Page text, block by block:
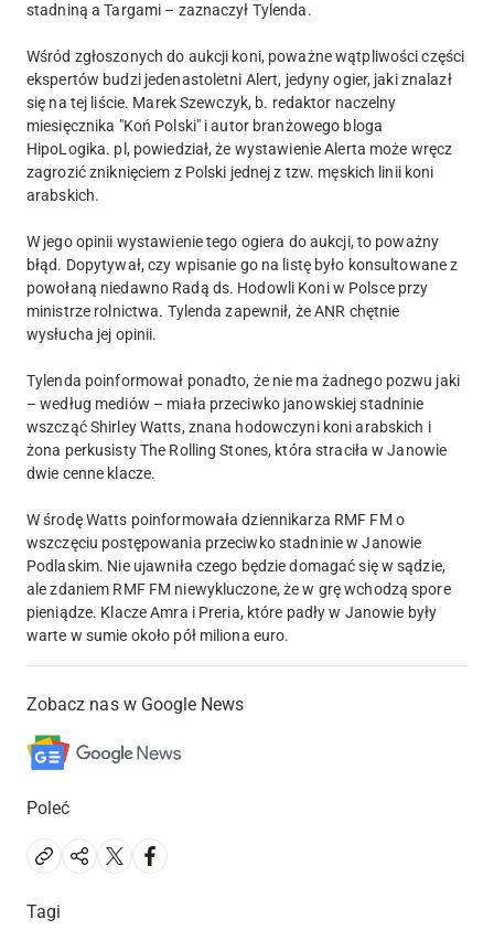
stadniną a Targami – zaznaczył Tylenda.
Wśród zgłoszonych do aukcji koni, poważne wątpliwości części
ekspertów budzi jedenastoletni Alert, jedyny ogier, jaki znalazł
się na tej liście. Marek Szewczyk, b. redaktor naczelny
miesięcznika "Koń Polski" i autor branżowego bloga
HipoLogika. pl, powiedział, że wystawienie Alerta może wręcz
zagrozić zniknięciem z Polski jednej z tzw. męskich linii koni
arabskich.
W jego opinii wystawienie tego ogiera do aukcji, to poważny
błąd. Dopytywał, czy wpisanie go na listę było konsultowane z
powołaną niedawno Radą ds. Hodowli Koni w Polsce przy
ministrze rolnictwa. Tylenda zapewnił, że ANR chętnie
wysłucha jej opinii.
Tylenda poinformował ponadto, że nie ma żadnego pozwu jaki
– według mediów – miała przeciwko janowskiej stadninie
wszcząć Shirley Watts, znana hodowczyni koni arabskich i
żona perkusisty The Rolling Stones, która straciła w Janowie
dwie cenne klacze.
W środę Watts poinformowała dziennikarza RMF FM o
wszczęciu postępowania przeciwko stadninie w Janowie
Podlaskim. Nie ujawniła czego będzie domagać się w sądzie,
ale zdaniem RMF FM niewykluczone, że w grę wchodzą spore
pieniądze. Klacze Amra i Preria, które padły w Janowie były
warte w sumie około pół miliona euro.
Zobacz nas w Google News
Poleć
Tagi